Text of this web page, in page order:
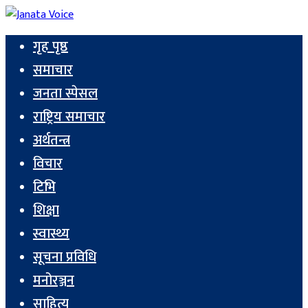
गृह पृष्ठ
समाचार
जनता स्पेसल
राष्ट्रिय समाचार
अर्थतन्त्र
विचार
टिभि
शिक्षा
स्वास्थ्य
सूचना प्रविधि
मनोरञ्जन